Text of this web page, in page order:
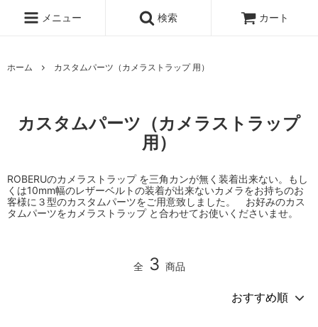
メニュー 検索 カート
ホーム カスタムパーツ（カメラストラップ 用）
カスタムパーツ（カメラストラップ
用）
ROBERUのカメラストラップ を三角カンが無く装着出来ない。もし
くは10mm幅のレザーベルトの装着が出来ないカメラをお持ちのお
客様に３型のカスタムパーツをご用意致しました。 お好みのカス
タムパーツをカメラストラップ と合わせてお使いくださいませ。
全 3 商品